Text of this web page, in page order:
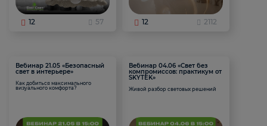
12 57 12 2112
Вебинар 21.05 «Безопасный
свет в интерьере»
Как добиться максимального
визуального комфорта?
Вебинар 04.06 «Свет без
компромиссов: практикум от
SKYTEK»
Живой разбор световых решений